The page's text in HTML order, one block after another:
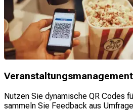
Veranstaltungsmanagement
Nutzen Sie dynamische QR Codes
sammeln Sie Feedback aus